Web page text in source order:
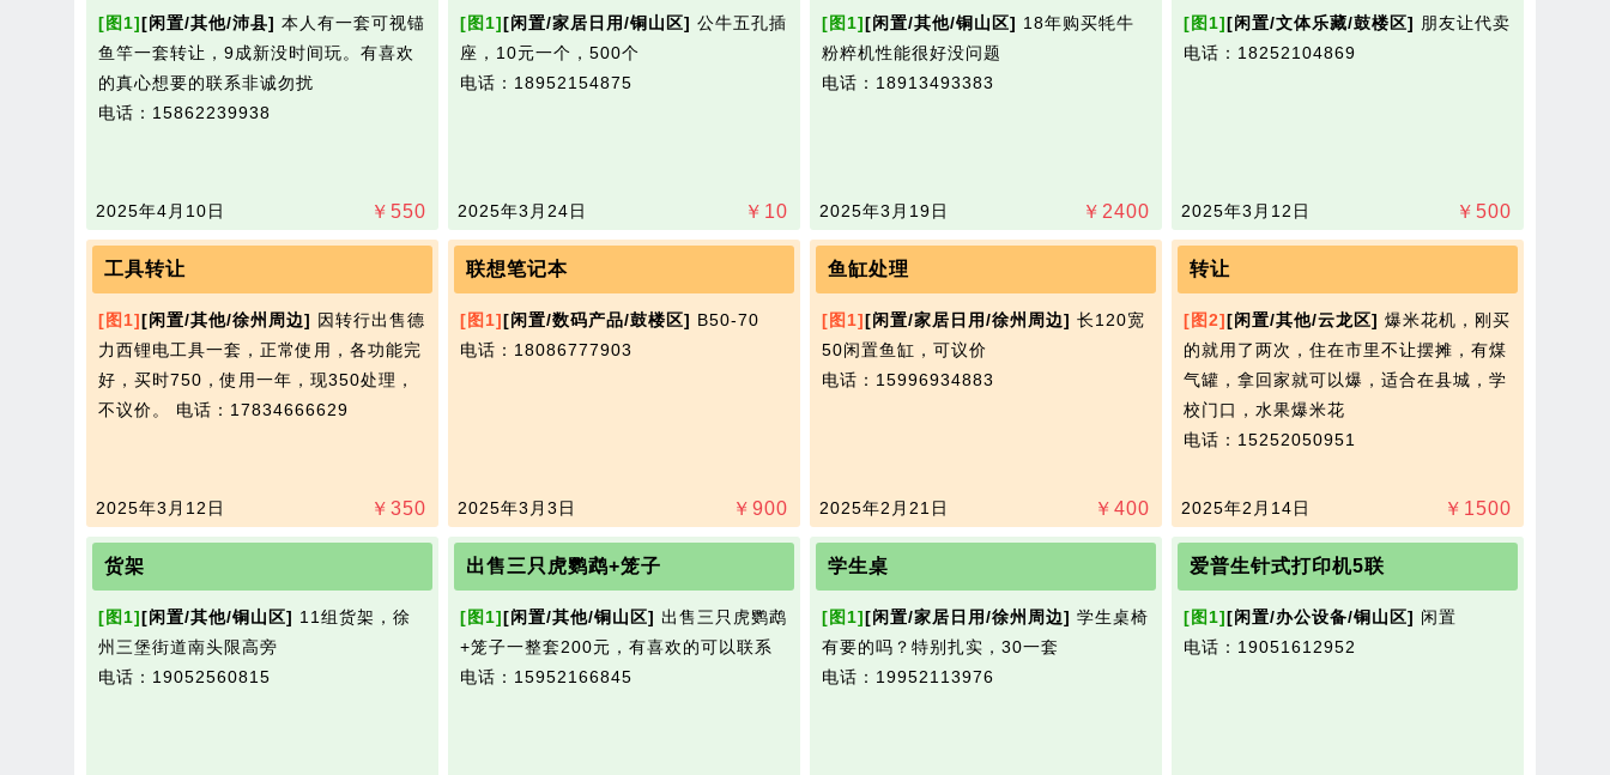
[图1][闲置/其他/沛县] 本人有一套可视锚
鱼竿一套转让，9成新没时间玩。有喜欢
的真心想要的联系非诚勿扰
电话：15862239938
￥ 550
2025年4月10日
[图1][闲置/家居日用/铜山区] 公牛五孔插
座，10元一个，500个
电话：18952154875
￥ 10
2025年3月24日
[图1][闲置/其他/铜山区] 18年购买牦牛
粉粹机性能很好没问题​‌‌
电话：18913493383
￥ 2400
2025年3月19日
[图1][闲置/文体乐藏/鼓楼区] 朋友让代卖
电话：18252104869
￥ 500
2025年3月12日
工具转让
[图1][闲置/其他/徐州周边] 因转行出售德
力西锂电工具一套，正常使用，各功能完
好，买时750，使用一年，现350处理，
不议价。 电话：17834666629
￥ 350
2025年3月12日
联想笔记本
[图1][闲置/数码产品/鼓楼区] B50-70​‌‌
电话：18086777903
￥ 900
2025年3月3日
鱼缸处理
[图1][闲置/家居日用/徐州周边] 长120宽
50闲置鱼缸，可议价
电话：15996934883
￥ 400
2025年2月21日
转让
[图2][闲置/其他/云龙区] 爆米花机，刚买
的就用了两次，住在市里不让摆摊，有煤
气罐，拿回家就可以爆，适合在县城，学
校门口，水果爆米花
电话：15252050951
￥ 1500
2025年2月14日
货架
[图1][闲置/其他/铜山区] 11组货架，徐
州三堡街道南头限高旁
电话：19052560815
出售三只虎鹦鹉+笼子
[图1][闲置/其他/铜山区] 出售三只虎鹦鹉
+笼子一整套200元，有喜欢的可以联系
电话：15952166845
学生桌
[图1][闲置/家居日用/徐州周边] 学生桌椅
有要的吗？特别扎实，30一套
电话：19952113976
爱普生针式打印机5联
[图1][闲置/办公设备/铜山区] 闲置​‌‌
电话：19051612952